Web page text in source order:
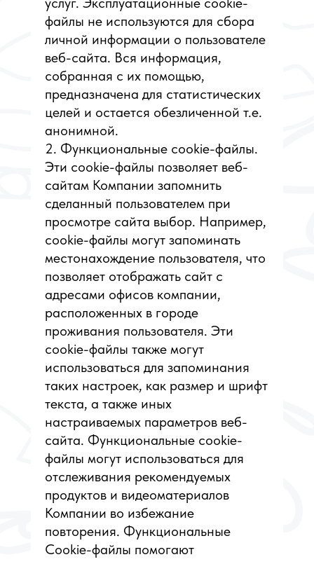
файлы не используются для сбора
личной информации о пользователе
веб-сайта. Вся информация,
собранная с их помощью,
предназначена для статистических
целей и остается обезличенной т.е.
анонимной.
2. Функциональные cookie-файлы.
Эти cookie-файлы позволяет веб-
сайтам Компании запомнить
сделанный пользователем при
просмотре сайта выбор. Например,
cookie-файлы могут запоминать
местонахождение пользователя, что
позволяет отображать сайт с
адресами офисов компании,
расположенных в городе
проживания пользователя. Эти
cookie-файлы также могут
использоваться для запоминания
таких настроек, как размер и шрифт
текста, а также иных
настраиваемых параметров веб-
сайта. Функциональные cookie-
файлы могут использоваться для
отслеживания рекомендуемых
продуктов и видеоматериалов
Компании во избежание
повторения. Функциональные
Cookie-файлы помогают